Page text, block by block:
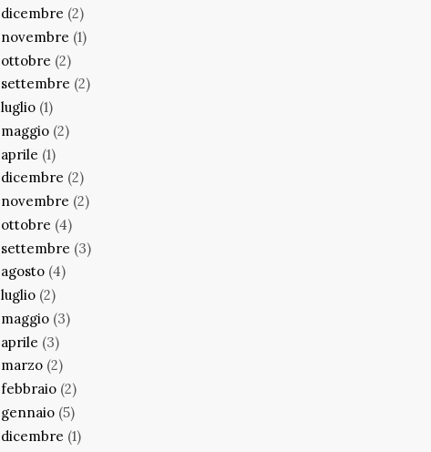
dicembre (2)
novembre (1)
ottobre (2)
settembre (2)
luglio (1)
maggio (2)
aprile (1)
dicembre (2)
novembre (2)
ottobre (4)
settembre (3)
agosto (4)
luglio (2)
maggio (3)
aprile (3)
marzo (2)
febbraio (2)
gennaio (5)
dicembre (1)